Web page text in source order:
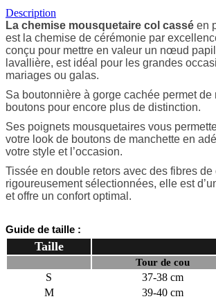
Description
La chemise mousquetaire col cassé en
est la chemise de cérémonie par
conçu pour mettre en valeur un nœud
lavallière, est idéal pour les grandes
mariages ou galas.
Sa boutonnière à gorge cachée permet de
boutons pour encore plus de distinction.
Ses poignets mousquetaires vous
votre look de boutons de manchette en
votre style et l’occasion.
Tissée en double retors avec des fibres de
rigoureusement sélectionnées, elle est
et offre un confort optimal.
Guide de taille :
Taille
Tour de cou
S
37-38 cm
M
39-40 cm